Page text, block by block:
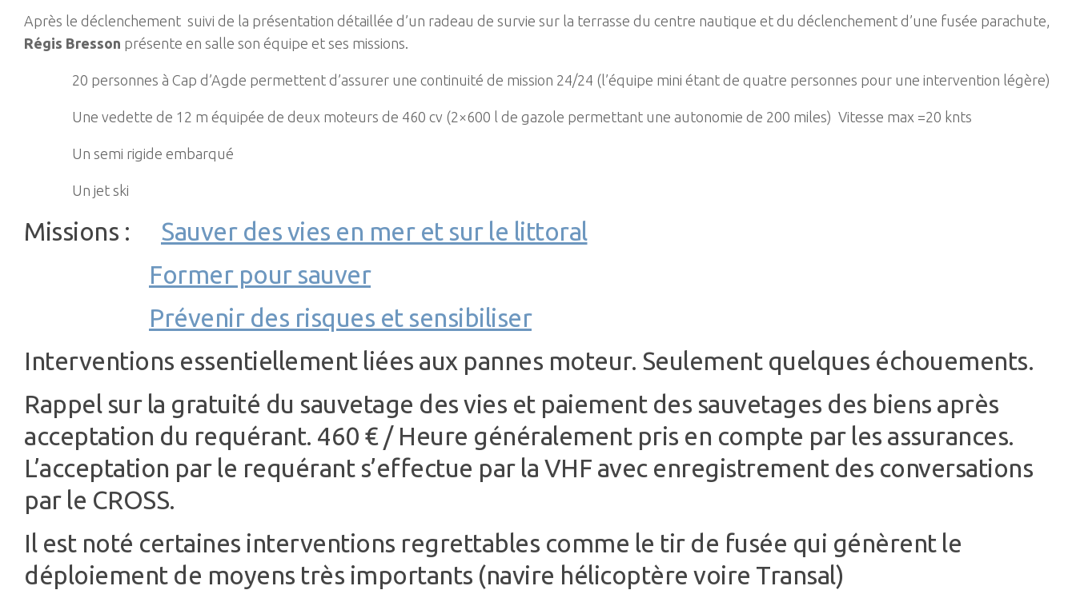
Après le déclenchement suivi de la présentation détaillée d’un radeau de survie sur la terrasse du centre nautique et du déclenchement d’une fusée parachute,
Régis Bresson présente en salle son équipe et ses missions.
20 personnes à Cap d’Agde permettent d’assurer une continuité de mission 24/24 (l’équipe mini étant de quatre personnes pour une intervention légère)
Une vedette de 12 m équipée de deux moteurs de 460 cv (2×600 l de gazole permettant une autonomie de 200 miles) Vitesse max =20 knts
Un semi rigide embarqué
Un jet ski
Missions : Sauver des vies en mer et sur le littoral
Former pour sauver
Prévenir des risques et sensibiliser
Interventions essentiellement liées aux pannes moteur. Seulement quelques échouements.
Rappel sur la gratuité du sauvetage des vies et paiement des sauvetages des biens après
acceptation du requérant. 460 € / Heure généralement pris en compte par les assurances.
L’acceptation par le requérant s’effectue par la VHF avec enregistrement des conversations
par le CROSS.
Il est noté certaines interventions regrettables comme le tir de fusée qui génèrent le
déploiement de moyens très importants (navire hélicoptère voire Transal)